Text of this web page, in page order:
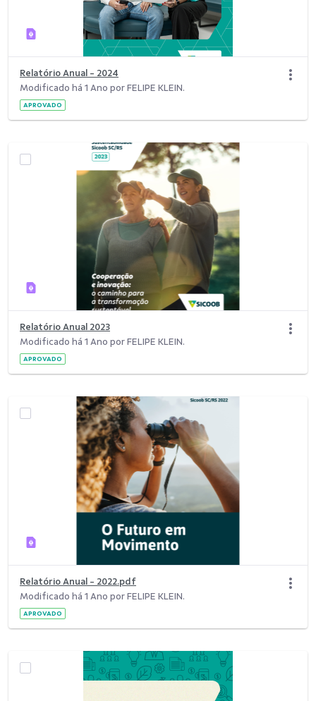
Relatório Anual - 2024
Modificado há 1 Ano por FELIPE KLEIN.
APROVADO
Relatório Anual 2023
Modificado há 1 Ano por FELIPE KLEIN.
APROVADO
Relatório Anual - 2022.pdf
Modificado há 1 Ano por FELIPE KLEIN.
APROVADO